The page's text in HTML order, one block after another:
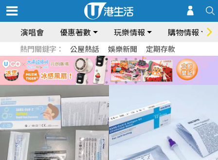
演唱會 優惠著數 玩樂情報 購物情報
熱門關鍵字： 公屋熱話 娛樂新聞 定期存款